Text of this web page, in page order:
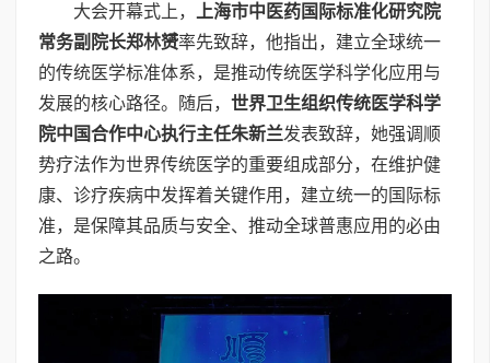
大会开幕式上，
上海市中医药国际标准化研究院
常务副院长郑林赟率先致辞，他指出，建立全球统一
的传统医学标准体系，是推动传统医学科学化应用与
发展的核心路径。随后， 世界卫生组织传统医学科学
院中国合作中心执行主任朱新兰发表致辞，她强调顺
势疗法作为世界传统医学的重要组成部分，在维护健
康、诊疗疾病中发挥着关键作用，建立统一的国际标
准，是保障其品质与安全、推动全球普惠应用的必由
之路。